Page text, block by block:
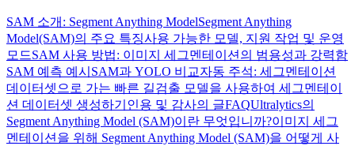
SAM 소개: Segment Anything ModelSegment Anything
Model(SAM)의 주요 특징사용 가능한 모델, 지원 작업 및 운영
모드SAM 사용 방법: 이미지 세그멘테이션의 범용성과 강력함
SAM 예측 예시 SAM과 YOLO 비교자동 주석: 세그멘테이션
데이터셋으로 가는 빠른 길검출 모델을 사용하여 세그멘테이
션 데이터셋 생성하기 인용 및 감사의 글FAQUltralytics의
Segment Anything Model (SAM)이란 무엇입니까?이미지 세그
멘테이션을 위해 Segment Anything Model (SAM)을 어떻게 사